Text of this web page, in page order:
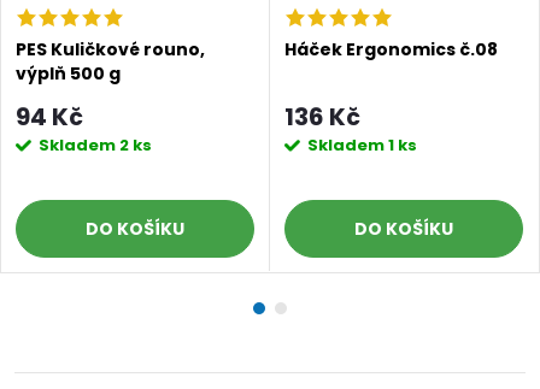
PES Kuličkové rouno,
výplň 500 g
94 Kč
Skladem 2 ks
DO KOŠÍKU
Háček Ergonomics č.08
136 Kč
Skladem1 ks
DO KOŠÍKU